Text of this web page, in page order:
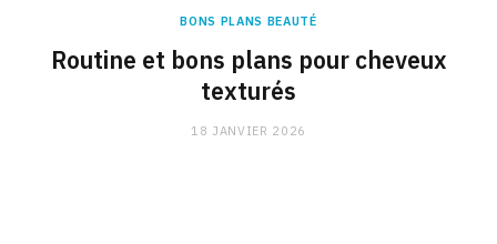
BONS PLANS BEAUTÉ
Routine et bons plans pour cheveux
texturés
18 JANVIER 2026